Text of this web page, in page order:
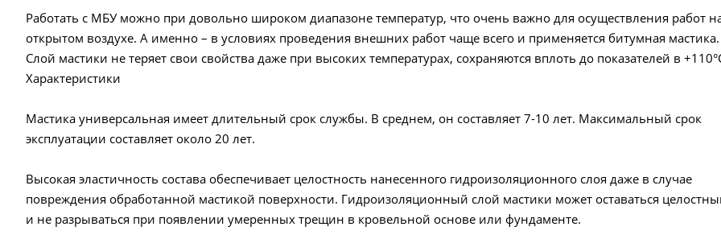
Работать с МБУ можно при довольно широком диапазоне температур, что очень важно для осуществления работ
открытом воздухе. А именно – в условиях проведения внешних работ чаще всего и применяется битумная мастика.
Слой мастики не теряет свои свойства даже при высоких температурах, сохраняются вплоть до показателей в
Характеристики
Мастика универсальная имеет длительный срок службы. В среднем, он составляет 7-10 лет. Максимальный срок
эксплуатации составляет около 20 лет.
Высокая эластичность состава обеспечивает целостность нанесенного гидроизоляционного слоя даже в случае
повреждения обработанной мастикой поверхности. Гидроизоляционный слой мастики может оставаться
и не разрываться при появлении умеренных трещин в кровельной основе или фундаменте.